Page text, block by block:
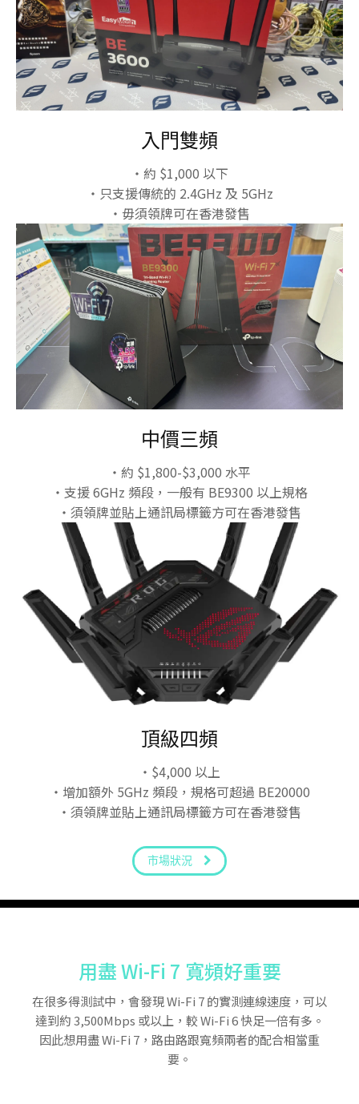
入門雙頻
・約 $1,000 以下
・只支援傳統的 2.4GHz 及 5GHz
・毋須領牌可在香港發售
中價三頻
・約 $1,800-$3,000 水平
・支援 6GHz 頻段，一般有 BE9300 以上規格
・須領牌並貼上通訊局標籤方可在香港發售
頂級四頻
・$4,000 以上
・增加額外 5GHz 頻段，規格可超過 BE20000
・須領牌並貼上通訊局標籤方可在香港發售
市場狀況
用盡 Wi-Fi 7 寬頻好重要
在很多得測試中，會發現 Wi-Fi 7 的實測連線速度，可以
達到約 3,500Mbps 或以上，較 Wi-Fi 6 快足一倍有多。
因此想用盡 Wi-Fi 7，路由路跟寬頻兩者的配合相當重
要。